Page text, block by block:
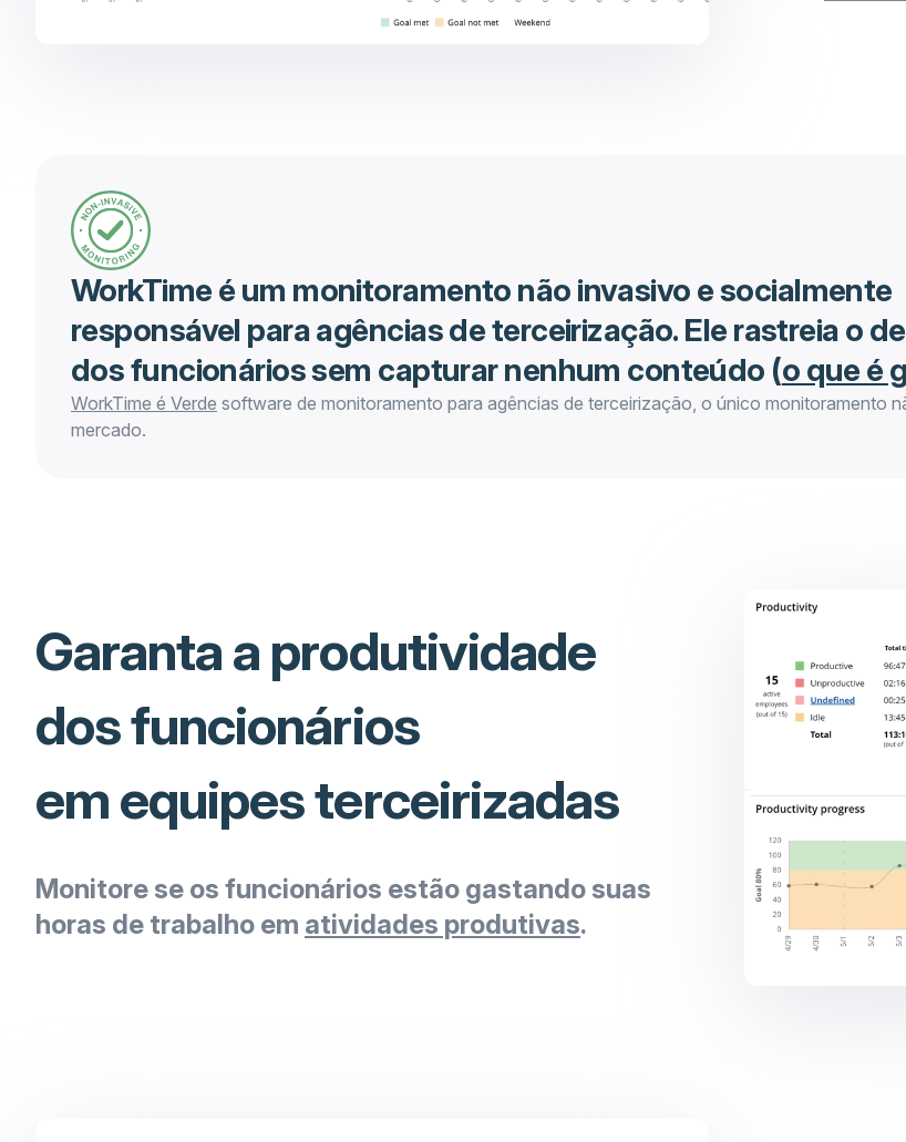
WorkTime é um monitoramento não invasivo e socialmente
responsável para agências de terceirização. Ele rastreia o
dos funcionários sem capturar nenhum conteúdo (o que é
WorkTime é Verde software de monitoramento para agências de terceirização, o único monitoramento
mercado.
Garanta a produtividade
dos funcionários
em equipes terceirizadas
Monitore se os funcionários estão gastando suas
horas de trabalho em atividades produtivas.